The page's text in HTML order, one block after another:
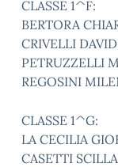
CLASSE 1^F:
BERTORA
CRIVELLI
PETRUZZELLI
REGOSINI
CLASSE 1^G:
LA CECILIA
CASETTI